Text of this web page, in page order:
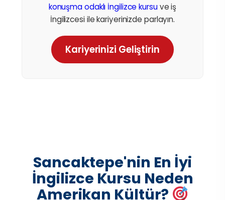
konuşma odaklı İngilizce kursuve iş
İngilizcesi ile kariyerinizde parlayın.
Kariyerinizi Geliştirin
Sancaktepe'nin En İyi
İngilizce Kursu Neden
Amerikan Kültür?